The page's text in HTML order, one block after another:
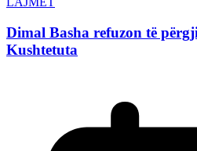
Dimal Basha refuzon të
Kushtetuta